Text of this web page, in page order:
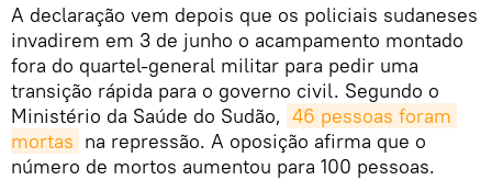
A declaração vem depois que os policiais sudaneses
invadirem em 3 de junho o acampamento montado
fora do quartel-general militar para pedir uma
transição rápida para o governo civil. Segundo o
Ministério da Saúde do Sudão, 46 ​​pessoas foram
mortas na repressão. A oposição afirma que o
número de mortos aumentou para 100 pessoas.